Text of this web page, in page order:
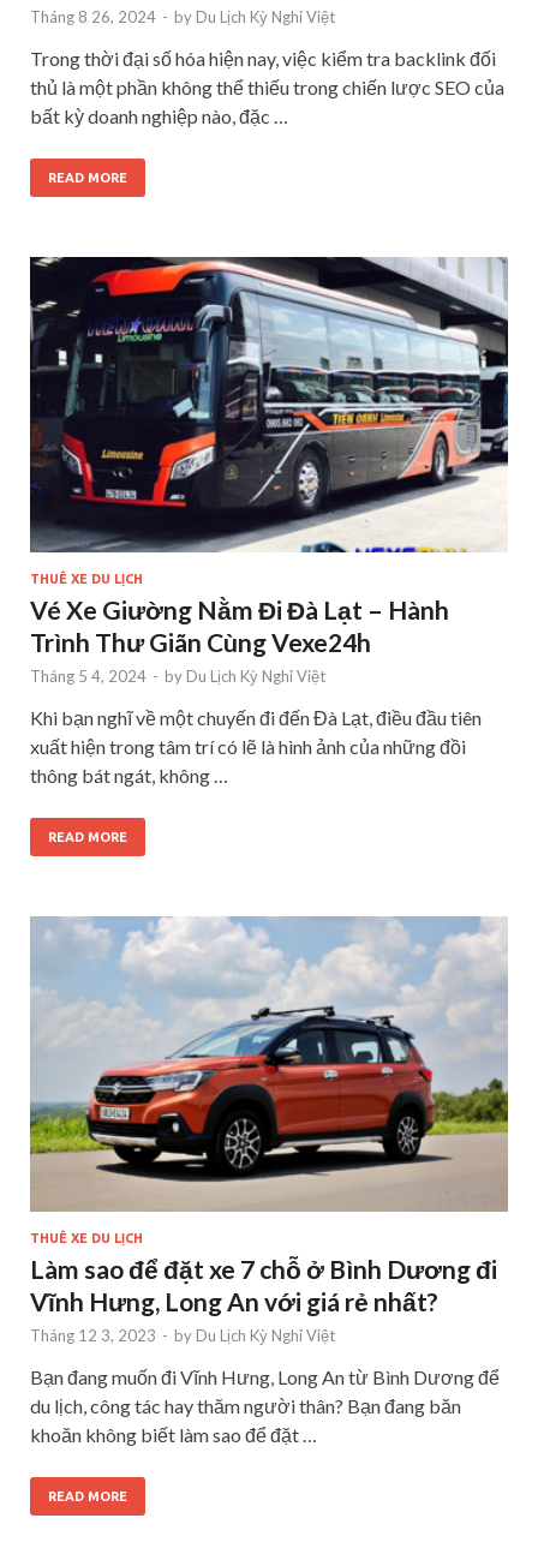
Tháng 8 26, 2024 - by Du Lịch Kỳ Nghỉ Việt
Trong thời đại số hóa hiện nay, việc kiểm tra backlink đối
thủ là một phần không thể thiếu trong chiến lược SEO của
bất kỳ doanh nghiệp nào, đặc …
READ MORE
THUÊ XE DU LỊCH
Vé Xe Giường Nằm Đi Đà Lạt – Hành
Trình Thư Giãn Cùng Vexe24h
Tháng 5 4, 2024 - by Du Lịch Kỳ Nghỉ Việt
Khi bạn nghĩ về một chuyến đi đến Đà Lạt, điều đầu tiên
xuất hiện trong tâm trí có lẽ là hình ảnh của những đồi
thông bát ngát, không …
READ MORE
THUÊ XE DU LỊCH
Làm sao để đặt xe 7 chỗ ở Bình Dương đi
Vĩnh Hưng, Long An với giá rẻ nhất?
Tháng 12 3, 2023 - by Du Lịch Kỳ Nghỉ Việt
Bạn đang muốn đi Vĩnh Hưng, Long An từ Bình Dương để
du lịch, công tác hay thăm người thân? Bạn đang băn
khoăn không biết làm sao để đặt …
READ MORE